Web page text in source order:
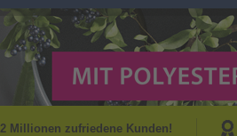
2 Millionen zufriedene Kunden!